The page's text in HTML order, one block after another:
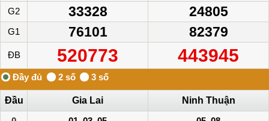
G2 33328 24805
G1 76101 82379
ĐB 520773 443945
Đầu Gia Lai
Ninh Thuận